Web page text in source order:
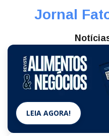
Jornal
LEIA AGORA!